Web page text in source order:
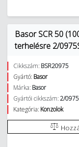
Basor SCR 50
terhelésre 2/
Cikkszám: BSR20975
Gyártó: Basor
Márka: Basor
Gyártói cikkszám:2/0975
Kategória: Konzolok